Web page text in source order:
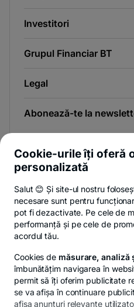
Investitori
Grupul Financiar BT
Legal
Abonează-te la
Poți renunța oricând,vezi detalii-
in
a
.
Privacy Hub - opens in a
Politica de
© Copyright 2026 Banca
Cookie-urile îți oferă
personalizată
Salut 😊 Și site-ul nostru
necesare sunt pentru
pot fi dezactivate. Pe cele de
performanță și pe cele de
acordul tău.
Cookies de măsurare, analiză
îmbunătățim navigarea în
permit să îți oferim publicitate
se va afișa în continuare
afișa anunțuri relevante